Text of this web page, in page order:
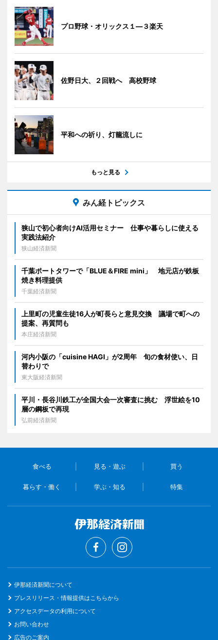
プロ野球・オリックス１―３楽天
佐野日大、２回戦へ 高校野球
平和への祈り、灯籠流しに
もっと見る
みん経トピックス
狭山で初心者向けAI活用セミナー 仕事や暮らしに使える
実践法紹介
狭山経済新聞
千葉ポートタワーで「BLUE＆FIRE mini」 地元店が鉄板
焼き料理提供
千葉経済新聞
上里町の児童生徒16人が町長らと意見交換 議場で町への
提案、再質問も
本庄経済新聞
河内小阪の「cuisine HAGI」が2周年 旬の食材使い、日
替わりで
東大阪経済新聞
平川・長谷川鉄工が全国大会一次審査に挑む 浮世絵を10
層の鋼板で再現
弘前経済新聞
食べる 見る・遊ぶ 買う
暮らす・働く 学ぶ・知る 特集
伊那経済新聞について
プレスリリース・情報提供はこちらから
アクセスデータの利用について
お問い合わせ
広告のご案内